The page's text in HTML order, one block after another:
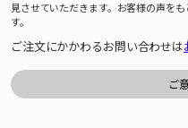
見させていただきます。お客様の声を
す。
ご注文にかかわるお問い合わせは